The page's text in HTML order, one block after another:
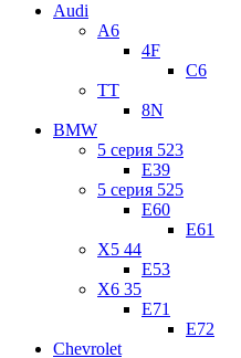
Audi
A6
4F
C6
TT
8N
BMW
5 серия 523
E39
5 серия 525
E60
E61
X5 44
E53
X6 35
E71
E72
Chevrolet